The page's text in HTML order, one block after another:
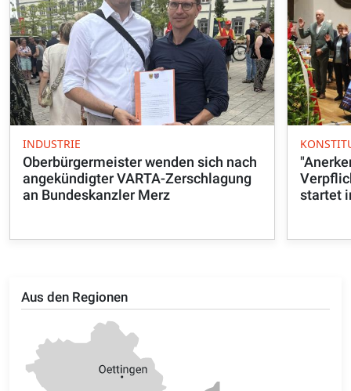
Aus den Regionen
INDUSTRIE
Oberbürgermeister wenden sich nach
angekündigter VARTA-Zerschlagung
an Bundeskanzler Merz
startet